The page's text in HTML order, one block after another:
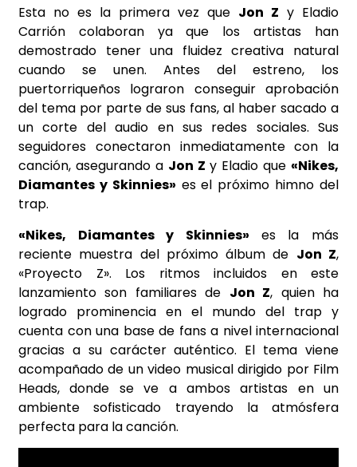
Esta no es la primera vez que Jon Z y Eladio
Carrión colaboran ya que los artistas han
demostrado tener una fluidez creativa natural
cuando se unen. Antes del estreno, los
puertorriqueños lograron conseguir aprobación
del tema por parte de sus fans, al haber sacado a
un corte del audio en sus redes sociales. Sus
seguidores conectaron inmediatamente con la
canción, asegurando a Jon Z y Eladio que «Nikes,
Diamantes y Skinnies» es el próximo himno del
trap.
«Nikes, Diamantes y Skinnies» es la más
reciente muestra del próximo álbum de Jon Z,
«Proyecto Z». Los ritmos incluidos en este
lanzamiento son familiares de Jon Z, quien ha
logrado prominencia en el mundo del trap y
cuenta con una base de fans a nivel internacional
gracias a su carácter auténtico. El tema viene
acompañado de un video musical dirigido por Film
Heads, donde se ve a ambos artistas en un
ambiente sofisticado trayendo la atmósfera
perfecta para la canción.